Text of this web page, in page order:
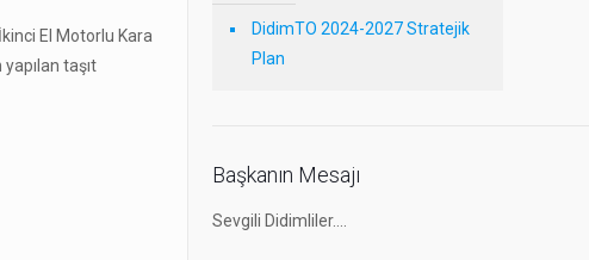
El Motorlu Kara
taşıt
DidimTO 2024-2027 Stratejik
Plan
Başkanın Mesajı
Sevgili Didimliler….